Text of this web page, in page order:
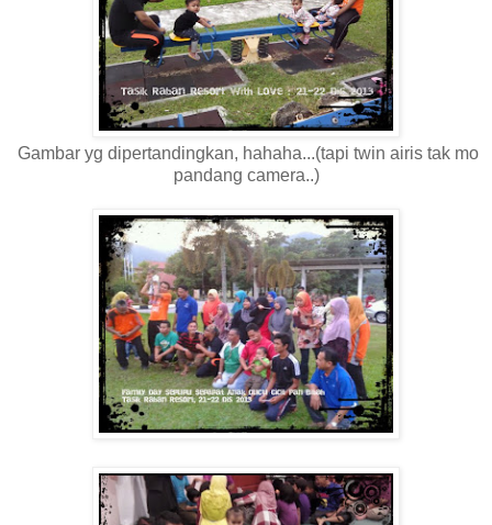
Gambar yg dipertandingkan, hahaha...(tapi twin airis tak mo
pandang camera..)